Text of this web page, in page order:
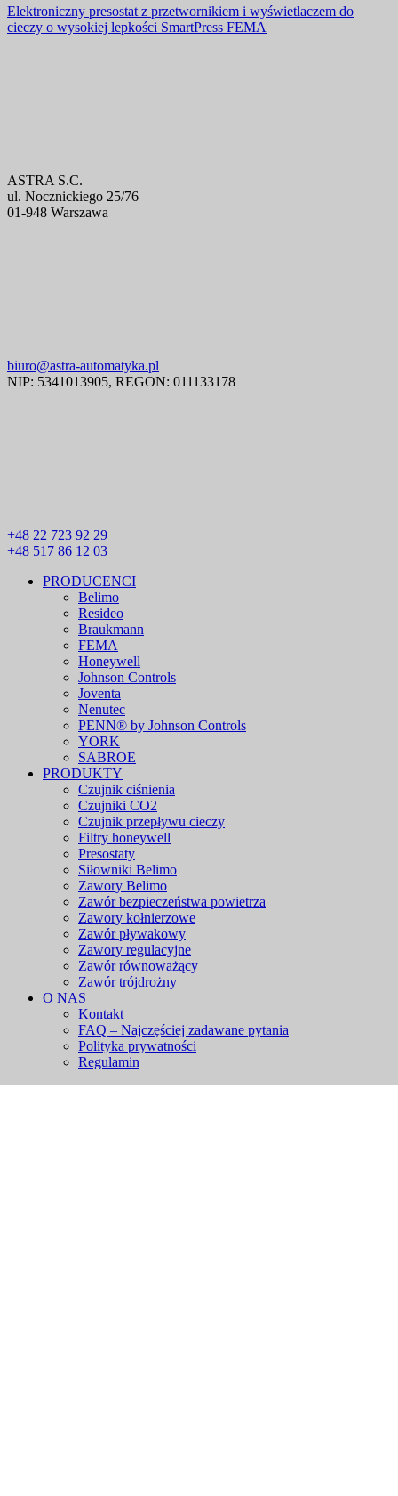
Elektroniczny presostat z przetwornikiem i wyświetlaczem do
cieczy o wysokiej lepkości SmartPress FEMA
ASTRA S.C.
ul. Nocznickiego 25/76
01-948 Warszawa
biuro@astra-automatyka.pl
NIP: 5341013905, REGON: 011133178
+48 22 723 92 29
+48 517 86 12 03
PRODUCENCI
Belimo
Resideo
Braukmann
FEMA
Honeywell
Johnson Controls
Joventa
Nenutec
PENN® by Johnson Controls
YORK
SABROE
PRODUKTY
Czujnik ciśnienia
Czujniki CO2
Czujnik przepływu cieczy
Filtry honeywell
Presostaty
Siłowniki Belimo
Zawory Belimo
Zawór bezpieczeństwa powietrza
Zawory kołnierzowe
Zawór pływakowy
Zawory regulacyjne
Zawór równoważący
Zawór trójdrożny
O NAS
Kontakt
FAQ – Najczęściej zadawane pytania
Polityka prywatności
Regulamin